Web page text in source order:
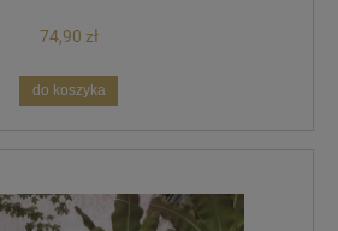
74,90 zł
do koszyka